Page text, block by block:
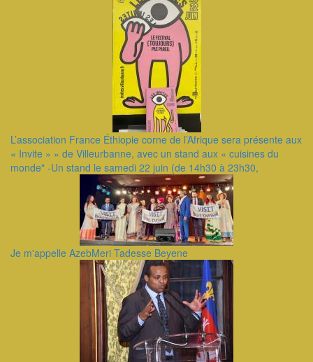
L’association France Éthiopie corne de l’Afrique sera présente aux
« Invite » » de Villeurbanne, avec un stand aux « cuisines du
monde" -Un stand le samedi 22 juin (de 14h30 à 23h30,
Je m'appelle AzebMeri Tadesse Beyene